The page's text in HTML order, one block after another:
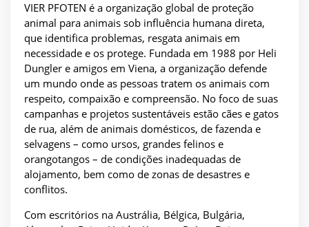
VIER PFOTEN é a organização global de proteção
animal para animais sob influência humana direta,
que identifica problemas, resgata animais em
necessidade e os protege. Fundada em 1988 por Heli
Dungler e amigos em Viena, a organização defende
um mundo onde as pessoas tratem os animais com
respeito, compaixão e compreensão. No foco de suas
campanhas e projetos sustentáveis estão cães e gatos
de rua, além de animais domésticos, de fazenda e
selvagens – como ursos, grandes felinos e
orangotangos – de condições inadequadas de
alojamento, bem como de zonas de desastres e
conflitos.
Com escritórios na Austrália, Bélgica, Bulgária,